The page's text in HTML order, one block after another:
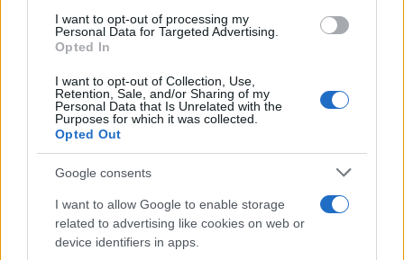
consent section.
I want to opt-out of processing my
Personal Data for Targeted Advertising.
Opted In
I want to opt-out of Collection, Use,
Retention, Sale, and/or Sharing of my
Personal Data that Is Unrelated with the
Purposes for which it was collected.
Opted Out
Google consents
I want to allow Google to enable storage
related to advertising like cookies on web or
device identifiers in apps.
Investieren24
UK
News Hub UK
Lgbtq News
Investeren 24
NL Newz